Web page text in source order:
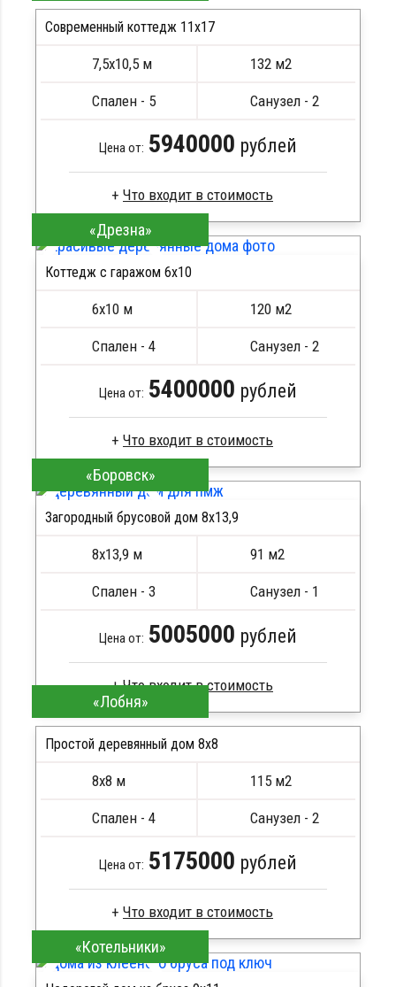
ПОДРОБНЕЕ
Современный коттедж 11х17
7,5х10,5 м 132 м2
Спален - 5 Санузел - 2
Цена от: 5940000 рублей
Брус естественной влажности
Стропила, балки 50х200 мм
Кровля металлочерепица
Сборка на березовые нагеля, джут
Металлические сваи 108 диаметр
ПОДРОБНЕЕ
«Дрезна»
Коттедж с гаражом 6х10
6х10 м 120 м2
Спален - 4 Санузел - 2
Цена от: 5400000 рублей
Брус камерной сушки
Стропила, балки 50х200 мм
Кровля металлочерепица
Сборка на березовые нагеля, джут
Металлические сваи 108 диаметр
ПОДРОБНЕЕ
«Боровск»
Загородный брусовой дом 8х13,9
8х13,9 м 91 м2
Спален - 3 Санузел - 1
Цена от: 5005000 рублей
Брус камерной сушки
Стропила, балки 50х200 мм
Метизы, саморезы, гвозди
Сборка на березовые нагеля, джут
«Лобня»
Простой деревянный дом 8x8
8х8 м 115 м2
Спален - 4 Санузел - 2
Цена от: 5175000 рублей
Сухой брус
Стропила, балки 50х200 мм
«Котельники»